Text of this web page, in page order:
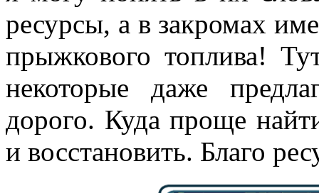
ресурсы, а в закромах
прыжкового топлива!
некоторые даже
дорого. Куда проще
и восстановить. Благо